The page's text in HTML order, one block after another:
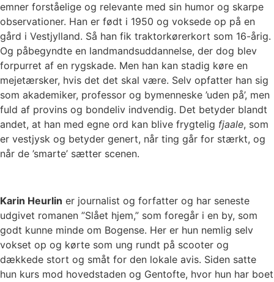
emner forståelige og relevante med sin humor og skarpe
observationer. Han er født i 1950 og voksede op på en
gård i Vestjylland. Så han fik traktorkørerkort som 16-årig.
Og påbegyndte en landmandsuddannelse, der dog blev
forpurret af en rygskade. Men han kan stadig køre en
mejetærsker, hvis det det skal være. Selv opfatter han sig
som akademiker, professor og bymenneske ’uden på’, men
fuld af provins og bondeliv indvendig. Det betyder blandt
andet, at han med egne ord kan blive frygtelig fjaale, som
er vestjysk og betyder genert, når ting går for stærkt, og
når de ’smarte’ sætter scenen.
Karin Heurlin er journalist og forfatter og har seneste
udgivet romanen ”Slået hjem,” som foregår i en by, som
godt kunne minde om Bogense. Her er hun nemlig selv
vokset op og kørte som ung rundt på scooter og
dækkede stort og småt for den lokale avis. Siden satte
hun kurs mod hovedstaden og Gentofte, hvor hun har boet